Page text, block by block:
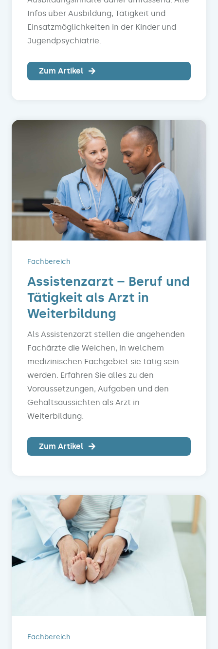
Infos über Ausbildung, Tätigkeit und
Einsatzmöglichkeiten in der Kinder und
Jugendpsychiatrie.
Zum Artikel
Fachbereich
Assistenzarzt – Beruf und
Tätigkeit als Arzt in
Weiterbildung
Als Assistenzarzt stellen die angehenden
Fachärzte die Weichen, in welchem
medizinischen Fachgebiet sie tätig sein
werden. Erfahren Sie alles zu den
Voraussetzungen, Aufgaben und den
Gehaltsaussichten als Arzt in
Weiterbildung.
Zum Artikel
Fachbereich